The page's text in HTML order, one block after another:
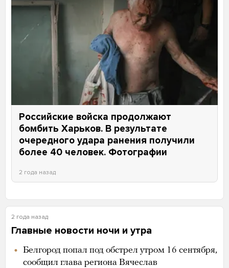
Российские войска продолжают
бомбить Харьков. В результате
очередного удара ранения получили
более 40 человек. Фотографии
2 года назад
2 года назад
Главные новости ночи и утра
Белгород попал под обстрел утром 16 сентября,
сообщил глава региона Вячеслав